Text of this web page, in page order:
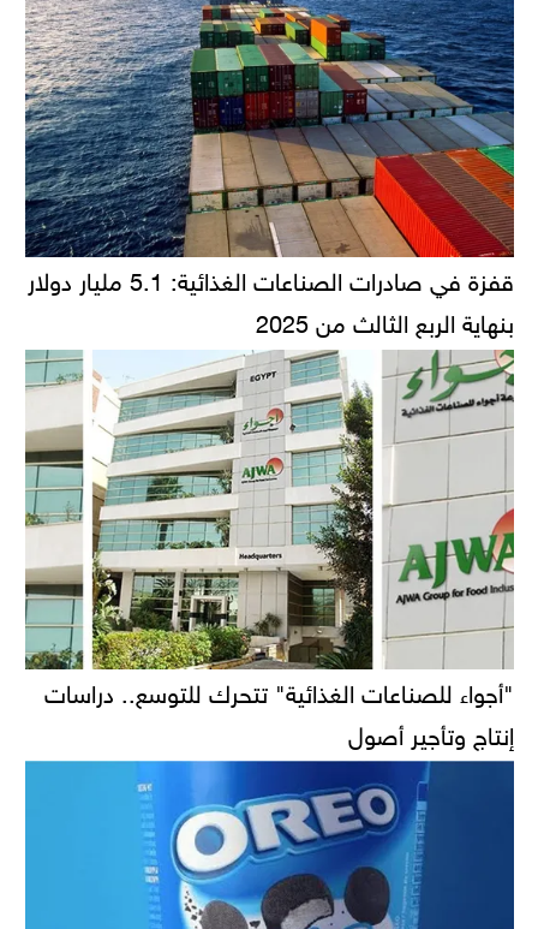
قفزة في صادرات الصناعات الغذائية: 5.1 مليار دولار
بنهاية الربع الثالث من 2025
"أجواء للصناعات الغذائية" تتحرك للتوسع.. دراسات
إنتاج وتأجير أصول